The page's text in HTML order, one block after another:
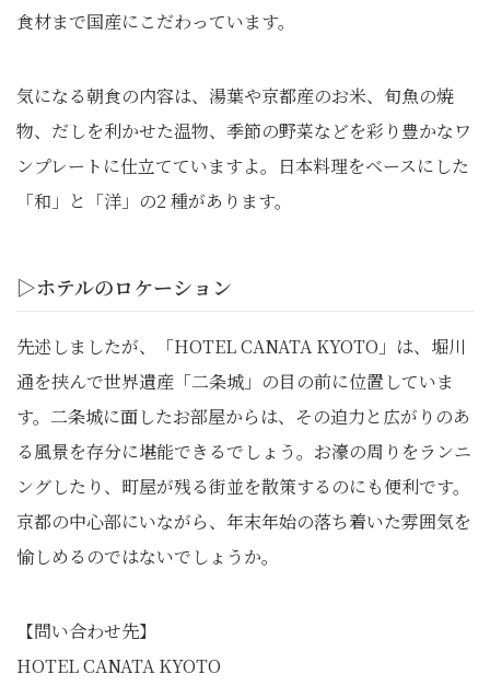
食材まで国産にこだわっています。
気になる朝食の内容は、湯葉や京都産のお米、旬魚の焼
物、だしを利かせた温物、季節の野菜などを彩り豊かなワ
ンプレートに仕立てていますよ。日本料理をベースにした
「和」と「洋」の2 種があります。
▷ホテルのロケーション
先述しましたが、「HOTEL CANATA KYOTO」は、堀川
通を挟んで世界遺産「二条城」の目の前に位置していま
す。二条城に面したお部屋からは、その迫力と広がりのあ
る風景を存分に堪能できるでしょう。お濠の周りをランニ
ングしたり、町屋が残る街並を散策するのにも便利です。
京都の中心部にいながら、年末年始の落ち着いた雰囲気を
愉しめるのではないでしょうか。
【問い合わせ先】
HOTEL CANATA KYOTO